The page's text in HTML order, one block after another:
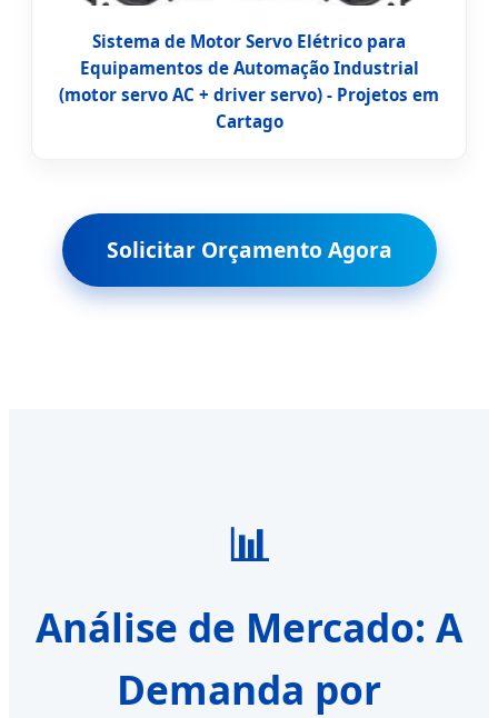
Sistema de Motor Servo Elétrico para
Equipamentos de Automação Industrial
(motor servo AC + driver servo) - Projetos em
Cartago
Solicitar Orçamento Agora
📊
Análise de Mercado: A
Demanda por